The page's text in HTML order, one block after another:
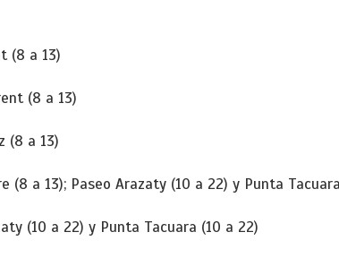
(8 a 13)
(8 a 13)
(8 a 13)
(8 a 13); Paseo Arazaty (10 a 22) y Punta
(10 a 22) y Punta Tacuara (10 a 22)